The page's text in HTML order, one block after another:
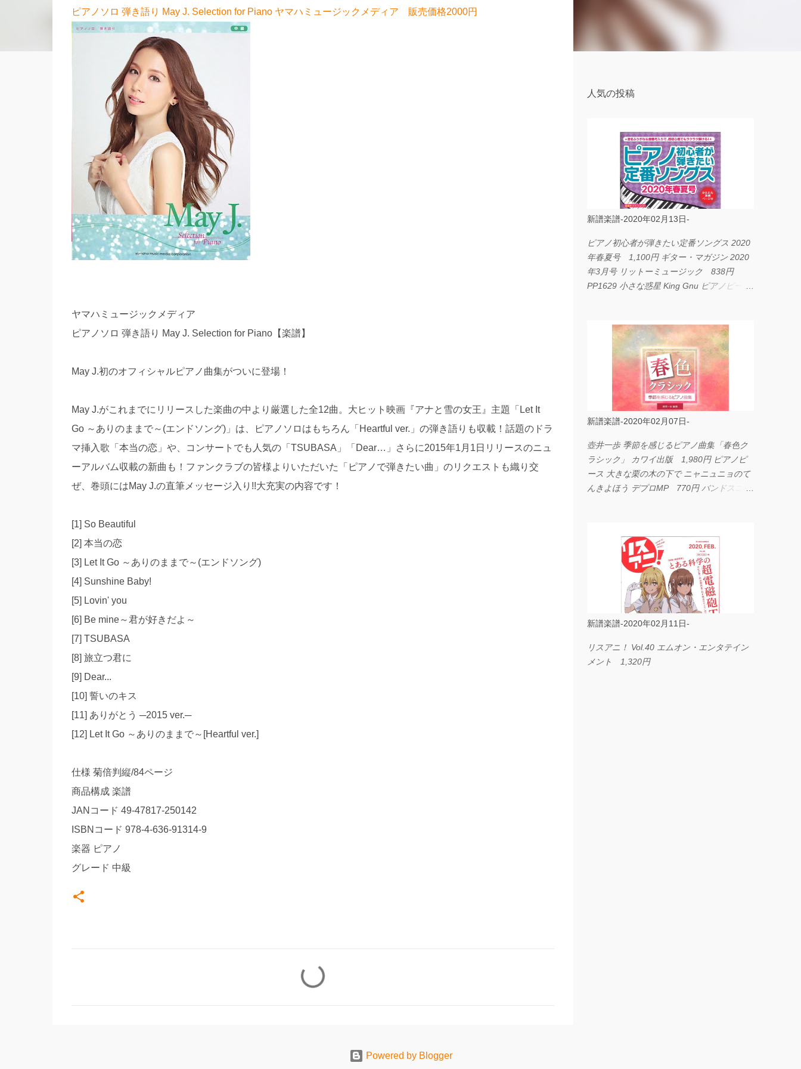
ピアノソロ 弾き語り May J. Selection for Piano ヤマハミュージックメディア 販売価格2000円
ヤマハミュージックメディア
ピアノソロ 弾き語り May J. Selection for Piano【楽譜】
May J.初のオフィシャルピアノ曲集がついに登場！
May J.がこれまでにリリースした楽曲の中より厳選した全12曲。大ヒット映画『アナと雪の女王』主題「Let It
Go ～ありのままで～(エンドソング)」は、ピアノソロはもちろん「Heartful ver.」の弾き語りも収載！話題のドラ
マ挿入歌「本当の恋」や、コンサートでも人気の「TSUBASA」「Dear…」さらに2015年1月1日リリースのニュ
ーアルバム収載の新曲も！ファンクラブの皆様よりいただいた「ピアノで弾きたい曲」のリクエストも織り交
ぜ、巻頭にはMay J.の直筆メッセージ入り!!大充実の内容です！
[1] So Beautiful
[2] 本当の恋
[3] Let It Go ～ありのままで～(エンドソング)
[4] Sunshine Baby!
[5] Lovin' you
[6] Be mine～君が好きだよ～
[7] TSUBASA
[8] 旅立つ君に
[9] Dear...
[10] 誓いのキス
[11] ありがとう ─2015 ver.─
[12] Let It Go ～ありのままで～[Heartful ver.]
仕様 菊倍判縦/84ページ
商品構成 楽譜
JANコード 49-47817-250142
ISBNコード 978-4-636-91314-9
楽器 ピアノ
グレード 中級
人気の投稿
新譜楽譜-2020年02月13日-
ピアノ初心者が弾きたい定番ソングス 2020
年春夏号 1,100円 ギター・マガジン 2020
年3月号 リットーミュージック 838円
PP1629 小さな惑星 King Gnu ピアノピース
LOVE... Official髭男dism バンドピース フェ
アリー 825円
新譜楽譜-2020年02月07日-
壺井一歩 季節を感じるピアノ曲集「春色ク
ラシック」 カワイ出版 1,980円 ピアノピ
ース 大きな栗の木の下で ニャニュニョのて
んきよほう デプロMP 770円 バンドスコア
ス I LOVE．．． Official髭男dism やさしく
弾ける ピアノピース フェアリー 660円
BP2225 Kingdom of the Heavens 春畑道哉
バンドピース フェアリー 825円
新譜楽譜-2020年02月11日-
リスアニ！ Vol.40 エムオン・エンタテイン
メント 1,320円
Powered by Blogger